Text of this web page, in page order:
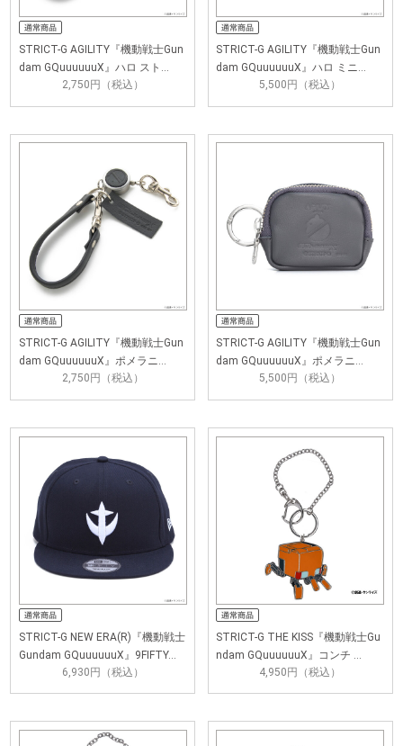
STRICT-G AGILITY『機動戦士Gun
dam GQuuuuuuX』ハロ スト…
2,750円（税込）
STRICT-G AGILITY『機動戦士Gun
dam GQuuuuuuX』ハロ ミニ…
5,500円（税込）
STRICT-G AGILITY『機動戦士Gun
dam GQuuuuuuX』ポメラニ…
2,750円（税込）
STRICT-G AGILITY『機動戦士Gun
dam GQuuuuuuX』ポメラニ…
5,500円（税込）
STRICT-G NEW ERA(R)『機動戦士
Gundam GQuuuuuuX』9FIFTY…
6,930円（税込）
STRICT-G THE KISS『機動戦士Gu
ndam GQuuuuuuX』コンチ …
4,950円（税込）